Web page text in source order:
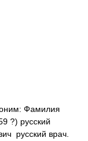
Фамилия
?) русский
русский врач.